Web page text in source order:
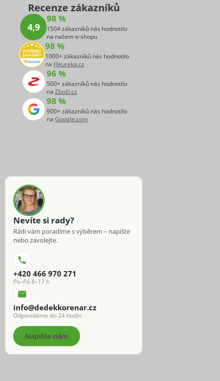
Recenze zákazníků
4,9
98 %
1504 zákazníků nás hodnotilo
na našem e-shopu
98 %
1000+ zákazníků nás hodnotilo
na Heureka.cz
96 %
500+ zákazníků nás hodnotilo
na Zboží.cz
98 %
900+ zákazníků nás hodnotilo
na Google.com
Nevíte si rady?
Rádi vám poradíme s výběrem – napište
nebo zavolejte.
+420 466 970 271
Po–Pá 8–17 h
info@dedekkorenar.cz
Odpovídáme do 24 hodin
Napište nám